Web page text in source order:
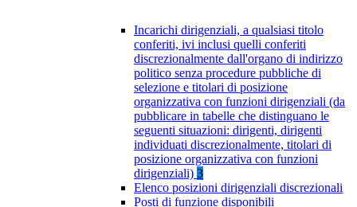
Incarichi dirigenziali, a qualsiasi titolo
conferiti, ivi inclusi quelli conferiti
discrezionalmente dall'organo di indirizzo
politico senza procedure pubbliche di
selezione e titolari di posizione
organizzativa con funzioni dirigenziali (da
pubblicare in tabelle che distinguano le
seguenti situazioni: dirigenti, dirigenti
individuati discrezionalmente, titolari di
posizione organizzativa con funzioni
dirigenziali) 3
Elenco posizioni dirigenziali discrezionali
Posti di funzione disponibili